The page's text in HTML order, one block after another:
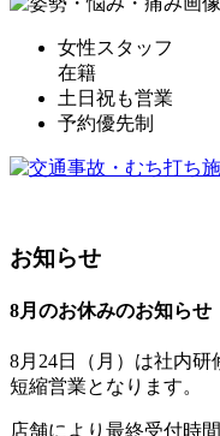
女性スタッフ
在籍
土日祝も営業
予約優先制
お知らせ
8月のお休みのお知らせ
8月24日（月）は社内
短縮営業となります。
店舗により最終受付時